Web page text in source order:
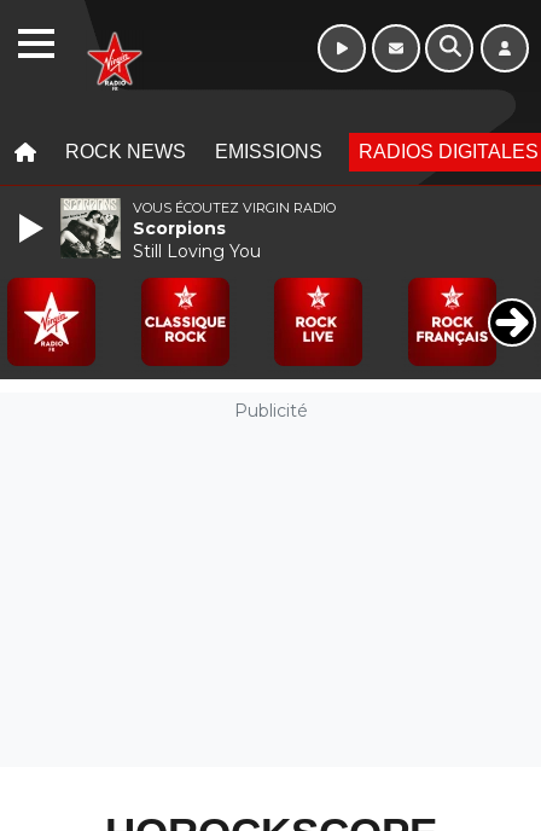
ROCK NEWS EMISSIONS RADIOS DIGITALES
Publicité
VOUS ÉCOUTEZ VIRGIN RADIO
Scorpions
Still Loving You
WEBRADIO Morning - 6h à 10h